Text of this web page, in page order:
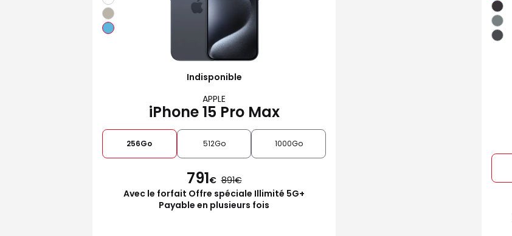
Indisponible
APPLE
iPhone 15 Pro Max
256Go 512Go 1000Go
791€ 891
Avec le forfait Offre spéciale Illimité 5G+
Payable en plusieurs fois